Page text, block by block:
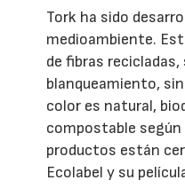
Tork ha sido
medioambiente.
de fibras
blanqueamiento,
color es natural,
compostable
productos están
Ecolabel y su